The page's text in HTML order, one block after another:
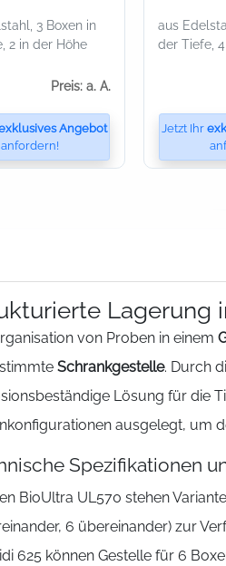
3 Boxen in
2 in der Höhe
Preis: a. A.
Angebot
anfordern!
aus
der Tiefe,
Jetzt Ihr
Lagerung
von Proben in einem
Schrankgestelle. Durch
Lösung für die
ausgelegt, um
Spezifikationen
BioUltra UL570 stehen
6 übereinander) zur
625 können Gestelle für 6